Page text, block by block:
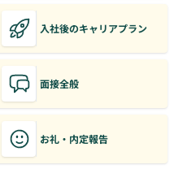
入社後のキャリアプラン
面接全般
お礼・内定報告